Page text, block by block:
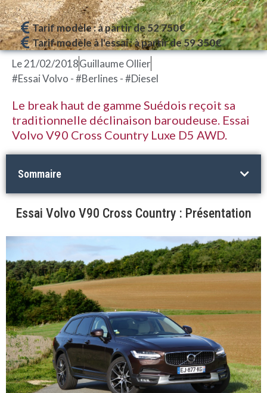
Tarif modèle : à partir de 52 750€
Tarif modèle à l'essai : à partir de 59 350€
Le21/02/2018Guillaume Ollier
#Essai Volvo - #Berlines - #Diesel
Le break haut de gamme Suédois reçoit sa
traditionnelle déclinaison baroudeuse. Essai
Volvo V90 Cross Country Luxe D5 AWD.
Sommaire
Essai Volvo V90 Cross Country : Présentation